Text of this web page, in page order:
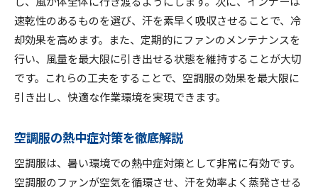
空調服の効果を最大化するインナー選び
空調服の安全使用法と事故防止策
空調服の洗濯で効果を損なわない方法
空調服とインナーで涼しさを追求
空調服禁止の背景とその対策
速乾性のあるものを選び、汗を素早く吸収させることで、冷
却効果を高めます。また、定期的にファンのメンテナンスを
行い、風量を最大限に引き出せる状態を維持することが大切
です。これらの工夫をすることで、空調服の効果を最大限に
引き出し、快適な作業環境を実現できます。
空調服の熱中症対策を徹底解説
空調服は、暑い環境での熱中症対策として非常に有効です。
空調服のファンが空気を循環させ、汗を効率よく蒸発させる